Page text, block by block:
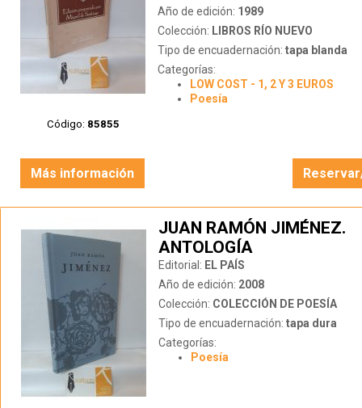
Código: 85855
Año de edición: 1989
Colección: LIBROS RÍO NUEVO
Tipo de encuadernación: tapa blanda
Categorías:
LOW COST - 1, 2 Y 3 EUROS
Poesía
Más información
JUAN RAMÓN JIMÉNEZ.
ANTOLOGÍA
Editorial: EL PAÍS
Año de edición: 2008
Colección: COLECCIÓN DE POESÍA
Tipo de encuadernación: tapa dura
Categorías:
Poesía